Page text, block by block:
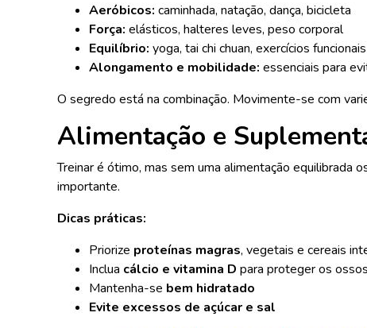
Aeróbicos: caminhada, natação, dança, bicicleta
Força: elásticos, halteres leves, peso corporal
Equilíbrio: yoga, tai chi chuan, exercícios funcionais
Alongamento e mobilidade: essenciais para
O segredo está na combinação. Movimente-se com
Alimentação e
Treinar é ótimo, mas sem uma alimentação equilibrada
importante.
Dicas práticas:
Priorize proteínas magras, vegetais e cereais
Inclua cálcio e vitamina D para proteger os ossos
Mantenha-se bem hidratado
Evite excessos de açúcar e sal